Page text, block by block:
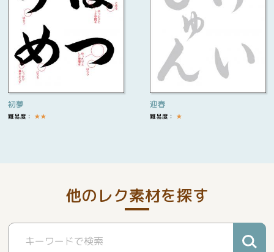
初夢
難易度： ★★
迎春
難易度： ★
他のレク素材を探す